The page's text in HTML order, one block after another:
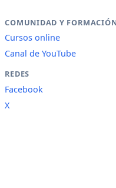
COMUNIDAD Y
Cursos online
Canal de YouTube
REDES
Facebook
X